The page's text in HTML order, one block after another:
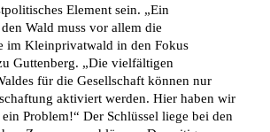
Element sein. „Ein
Wald muss vor allem die
im Kleinprivatwald in den Fokus
Guttenberg. „Die vielfältigen
für die Gesellschaft können nur
aktiviert werden. Hier haben wir
Problem!“ Der Schlüssel liege bei den